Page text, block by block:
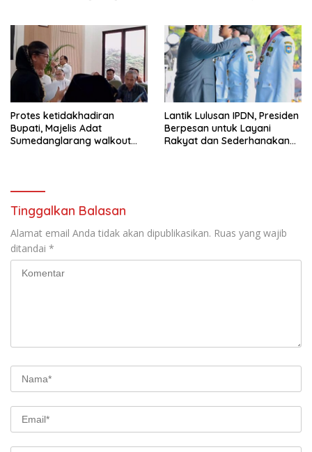
Protes ketidakhadiran
Bupati, Majelis Adat
Sumedanglarang walkout
Lantik Lulusan IPDN, Presiden
Berpesan untuk Layani
Rakyat dan Sederhanakan
Tinggalkan Balasan
Alamat email Anda tidak akan dipublikasikan. Ruas yang wajib
ditandai *